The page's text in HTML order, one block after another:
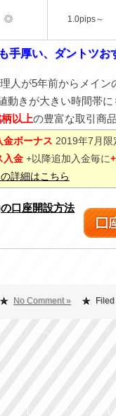
◎ 1.0pips～
手厚い、ダントツお
人が5年前からメイン
きが大きい時間帯に
以上の豊富な取引商
金ボーナス 2019年7月限
入金 +以降追加入金毎に
詳細はこちら
口座開設方法
No Comment »